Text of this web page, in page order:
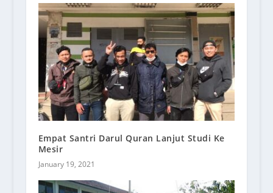
Empat Santri Darul Quran Lanjut Studi Ke
Mesir
January 19, 2021